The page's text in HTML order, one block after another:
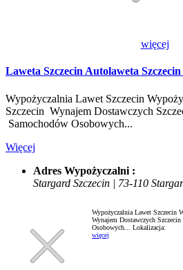
więcej
Laweta Szczecin Autolaweta
Wypożyczalnia Lawet Szczecin
Szczecin Wynajem Dostawczych
Samochodów Osobowych...
Więcej
Adres Wypożyczalni :
Stargard Szczecin | 73-110
Wypożyczalnia Lawet Szczecin
Wynajem Dostawczych
Osobowych... Lokalizacja:
więcej